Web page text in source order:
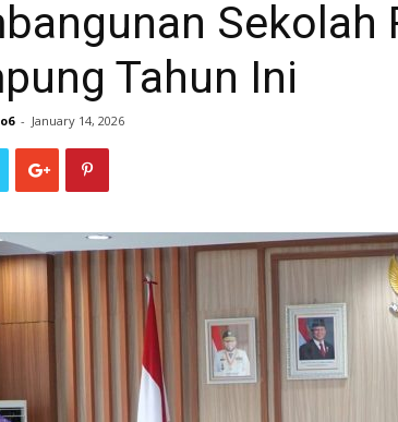
Sekolah
Tahun Ini
- January 14, 2026